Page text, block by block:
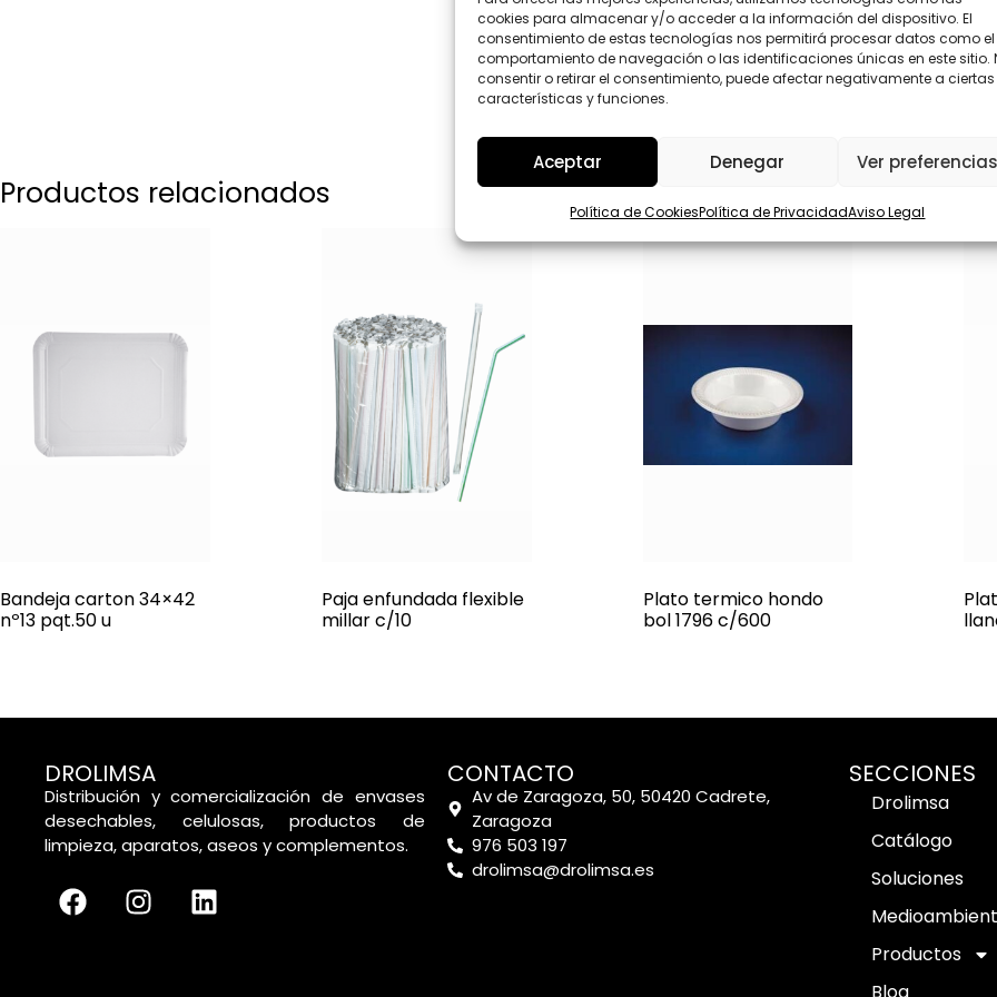
cookies para almacenar y/o acceder a la información del dispositivo. El
consentimiento de estas tecnologías nos permitirá procesar datos como el
comportamiento de navegación o las identificaciones únicas en este sitio.
consentir o retirar el consentimiento, puede afectar negativamente a ciertas
características y funciones.
Aceptar Denegar Ver
Política de CookiesPolítica de PrivacidadAviso Legal
M
e
n
s
a
j
P
D
*
Enviar
Productos relacionados
Bandeja carton 34×42
nº13 pqt.50 u
Paja enfundada flexible
millar c/10
Plato termico hondo
bol 1796 c/600
DROLIMSA
Distribución y comercialización de envases
desechables, celulosas, productos de
limpieza, aparatos, aseos y complementos.
CONTACTO
Av de Zaragoza, 50, 50420 Cadrete,
Zaragoza
976 503 197
drolimsa@drolimsa.es
SECCIONES
Drolimsa
Catálogo
Soluciones
Productos